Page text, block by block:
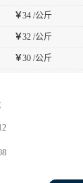
￥34 /公斤
￥32 /公斤
￥30 /公斤